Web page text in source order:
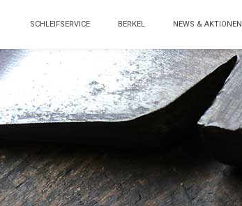
SCHLEIFSERVICE BERKEL NEWS & AKTIONEN